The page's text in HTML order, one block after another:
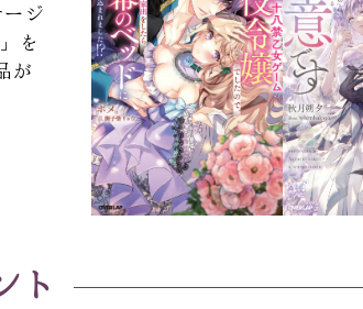
ジ
を
が
ト